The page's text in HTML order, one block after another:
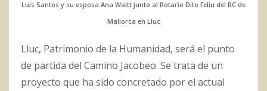
Luis Santos y su esposa Ana Waitt junto al Rotario Dito Feliu del RC de
Mallorca en Lluc
Lluc, Patrimonio de la Humanidad, será el punto
de partida del Camino Jacobeo. Se trata de un
proyecto que ha sido concretado por el actual